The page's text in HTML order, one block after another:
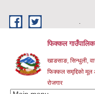
फिक्कल
खाङसाङ, सिन्धुली,
फिक्कल समृद्दिको मूल
रोजगार